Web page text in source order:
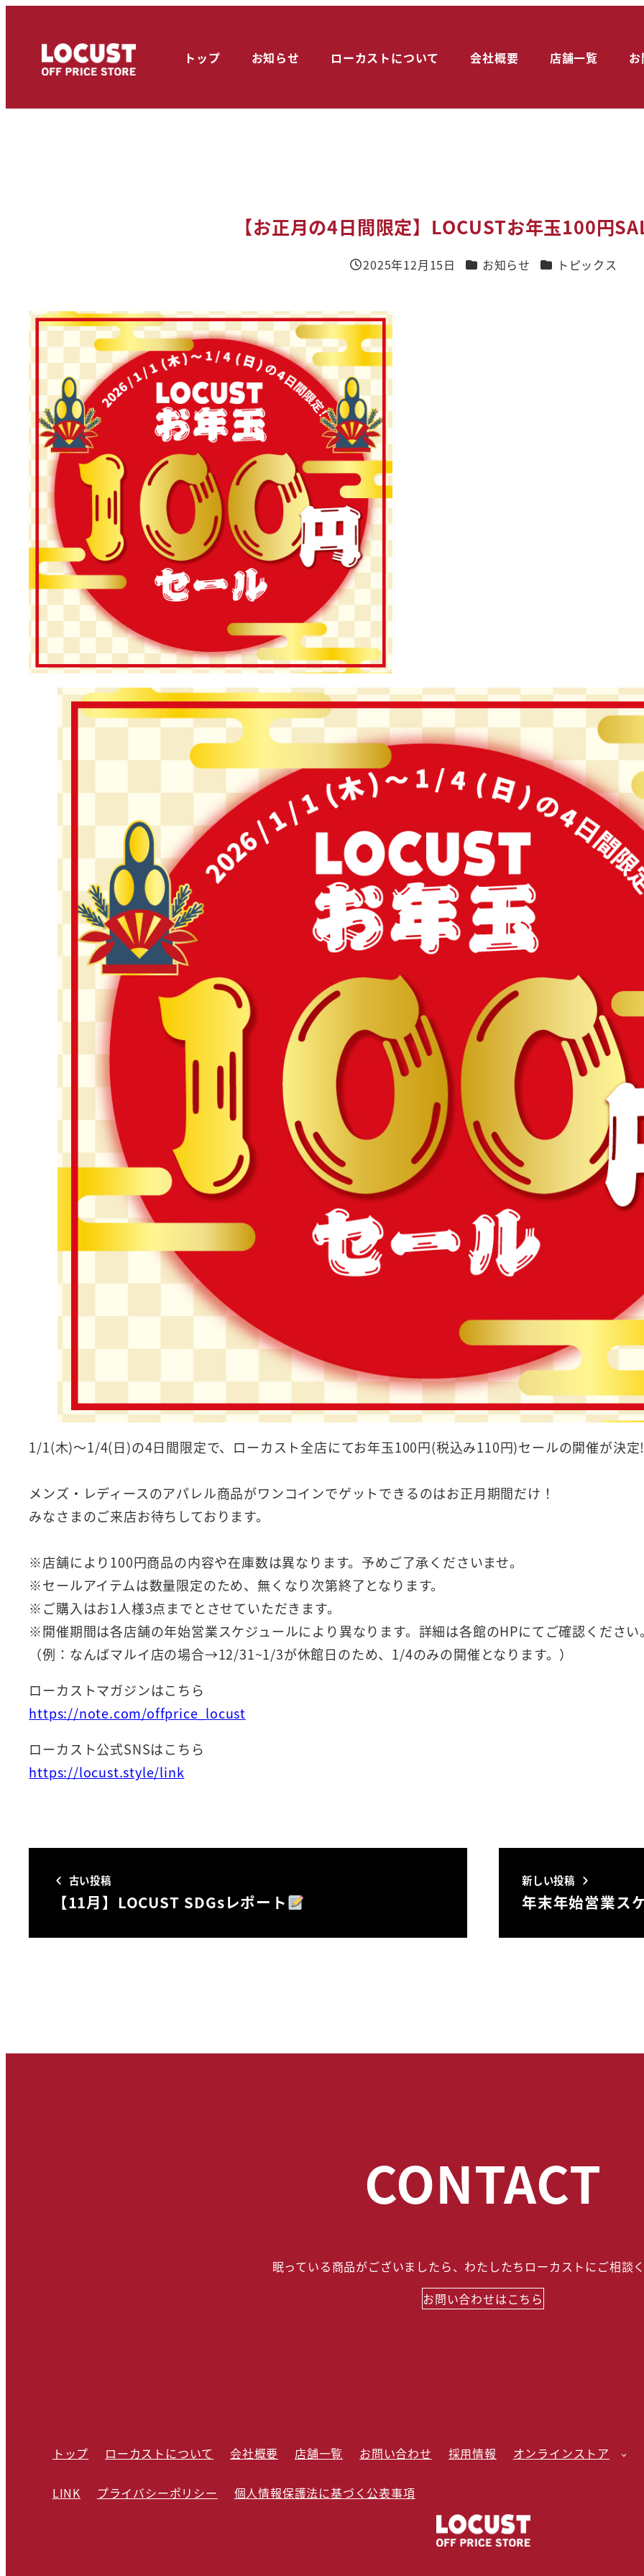
ン
トップ お知らせ ローカストについて 会社概要 店舗一覧
【お正月の4日間限定】LOCUSTお年玉100円
投稿日
2025年12月15日 カテゴリー
お知らせ カテゴリー
トピックス
1/1(木)～1/4(日)の4日間限定で、ローカスト全店にてお年玉100円(税込み110円)セールの開催が決
メンズ・レディースのアパレル商品がワンコインでゲットできるのはお正月期間だけ！
みなさまのご来店お待ちしております。
※店舗により100円商品の内容や在庫数は異なります。予めご了承くださいませ。
※セールアイテムは数量限定のため、無くなり次第終了となります。
※ご購入はお1人様3点までとさせていただきます。
※開催期間は各店舗の年始営業スケジュールにより異なります。詳細は各館のHPにてご確認ください
（例：なんばマルイ店の場合→12/31~1/3が休館日のため、1/4のみの開催となります。）
ローカストマガジンはこちら
https://note.com/offprice_locust
ローカスト公式SNSはこちら
https://locust.style/link
古い投稿
【11月】LOCUST SDGsレポート
新しい投稿
年末年始営業ス
CONTACT
眠っている商品がございましたら、わたしたちローカストにご相談
お問い合わせはこちら
トップ ローカストについて 会社概要 店舗一覧 お問い合わせ 採用情報 オンラインストア
LINK プライバシーポリシー 個人情報保護法に基づく公表事項